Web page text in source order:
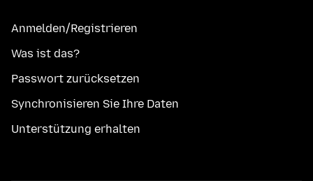
Anmelden/Registrieren
Was ist das?
Passwort zurücksetzen
Synchronisieren Sie Ihre Daten
Unterstützung erhalten